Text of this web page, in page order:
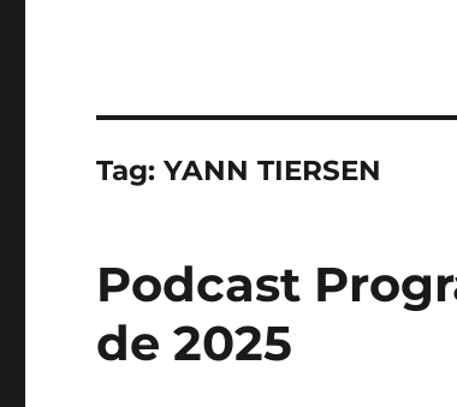
Tag:YANN TIERSEN
Podcast
de 2025